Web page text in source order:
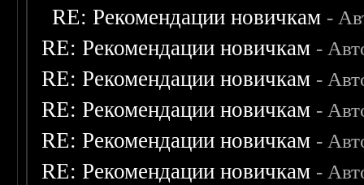
RE: Рекомендации новичкам -
RE: Рекомендации новичкам -
RE: Рекомендации новичкам -
RE: Рекомендации новичкам -
RE: Рекомендации новичкам -
RE: Рекомендации новичкам -